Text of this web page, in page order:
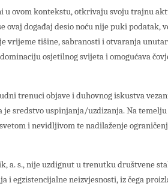
u ovom kontekstu, otkrivaju svoju trajnu
ovaj događaj desio noću nije puki podatak,
vrijeme tišine, sabranosti i otvaranja
osjetilnog svijeta i omogućava
trenuci objave i duhovnog iskustva
je sredstvo uspinjanja/uzdizanja. Na
i nevidljivom te nadilaženje
a. s., nije uzdignut u trenutku društvene
i egzistencijalne neizvjesnosti, iz čega